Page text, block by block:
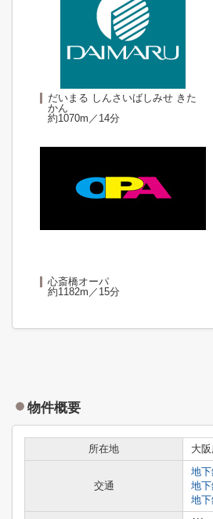
だいまる しんさいばしみせ きた
かん
約1070m／14分
心斎橋オーパ
約1182m／15分
物件概要
所在地 大
交通
地
地
地